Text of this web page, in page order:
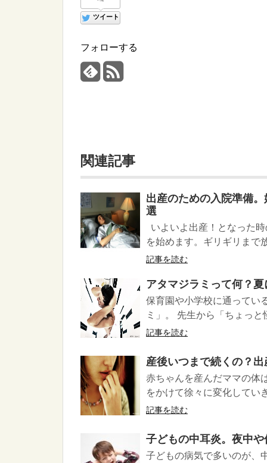
ツイート
フォローする
関連記事
出産のための入院準備
選
いよいよ出産！となった
を始めます。ギリギリまで
記事を読む
アタマジラミって何？
保育園や小学校に通ってい
ミ」。 先生から「ちょっ
記事を読む
産後いつまで続くの？
赤ちゃんを産んだママの体
をかけて徐々に変化してい
記事を読む
子どもの中耳炎。夜中
子どもの病気で多いのが、